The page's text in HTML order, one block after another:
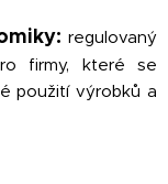
regulovaný
firmy, které se
použití výrobků a